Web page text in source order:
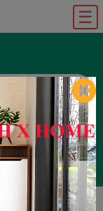
☰
Đăng nhập